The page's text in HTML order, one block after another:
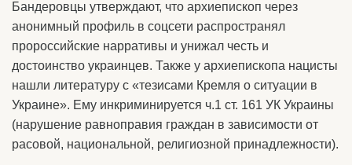
Бандеровцы утверждают, что архиепископ через
анонимный профиль в соцсети распространял
пророссийские нарративы и унижал честь и
достоинство украинцев. Также у архиепископа нацисты
нашли литературу с «тезисами Кремля о ситуации в
Украине». Ему инкриминируется ч.1 ст. 161 УК Украины
(нарушение равноправия граждан в зависимости от
расовой, национальной, религиозной принадлежности).